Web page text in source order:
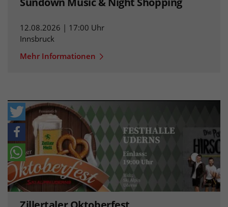
12.08.2026 | 17:00 Uhr
Innsbruck
Mehr Informationen